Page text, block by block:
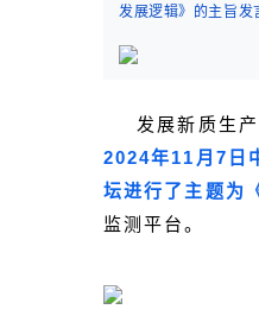
发展逻辑》的主旨发
发展新质生
2024年11月7日
坛进行了主题为
监测平台。